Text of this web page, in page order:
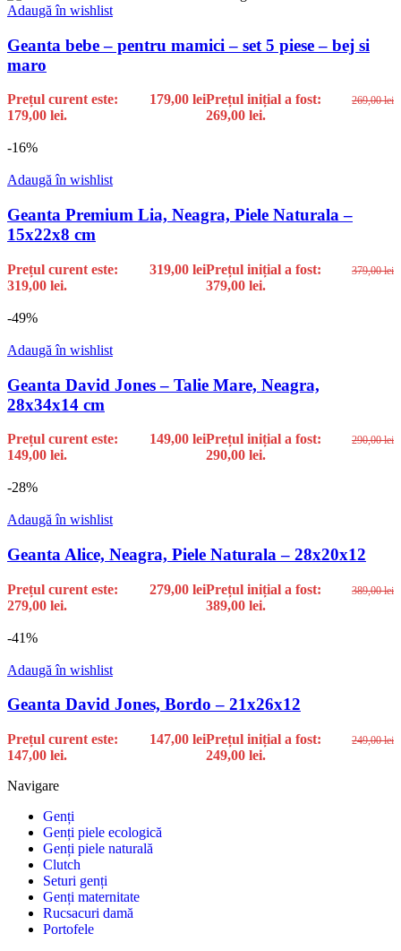
Adaugă în wishlist
Geanta bebe – pentru mamici – set 5 piese – bej si
maro
269,00lei
Prețul inițial a fost:
269,00 lei.
179,00 lei
Prețul curent este:
179,00 lei.
-16%
Adaugă în wishlist
Geanta Premium Lia, Neagra, Piele Naturala –
15x22x8 cm
379,00lei
Prețul inițial a fost:
379,00 lei.
319,00 lei
Prețul curent este:
319,00 lei.
-49%
Adaugă în wishlist
Geanta David Jones – Talie Mare, Neagra,
28x34x14 cm
290,00lei
Prețul inițial a fost:
290,00 lei.
149,00 lei
Prețul curent este:
149,00 lei.
-28%
Adaugă în wishlist
Geanta Alice, Neagra, Piele Naturala – 28x20x12
389,00lei
Prețul inițial a fost:
389,00 lei.
279,00 lei
Prețul curent este:
279,00 lei.
-41%
Adaugă în wishlist
Geanta David Jones, Bordo – 21x26x12
249,00lei
Prețul inițial a fost:
249,00 lei.
147,00 lei
Prețul curent este:
147,00 lei.
Navigare
Genți
Genți piele ecologică
Genți piele naturală
Clutch
Seturi genți
Genți maternitate
Rucsacuri damă
Portofele